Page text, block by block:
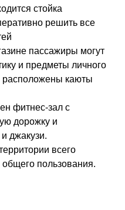
стойка
решить все
пассажиры могут
и предметы личного
расположены каюты
фитнес-зал с
дорожку и
джакузи.
всего
пользования.